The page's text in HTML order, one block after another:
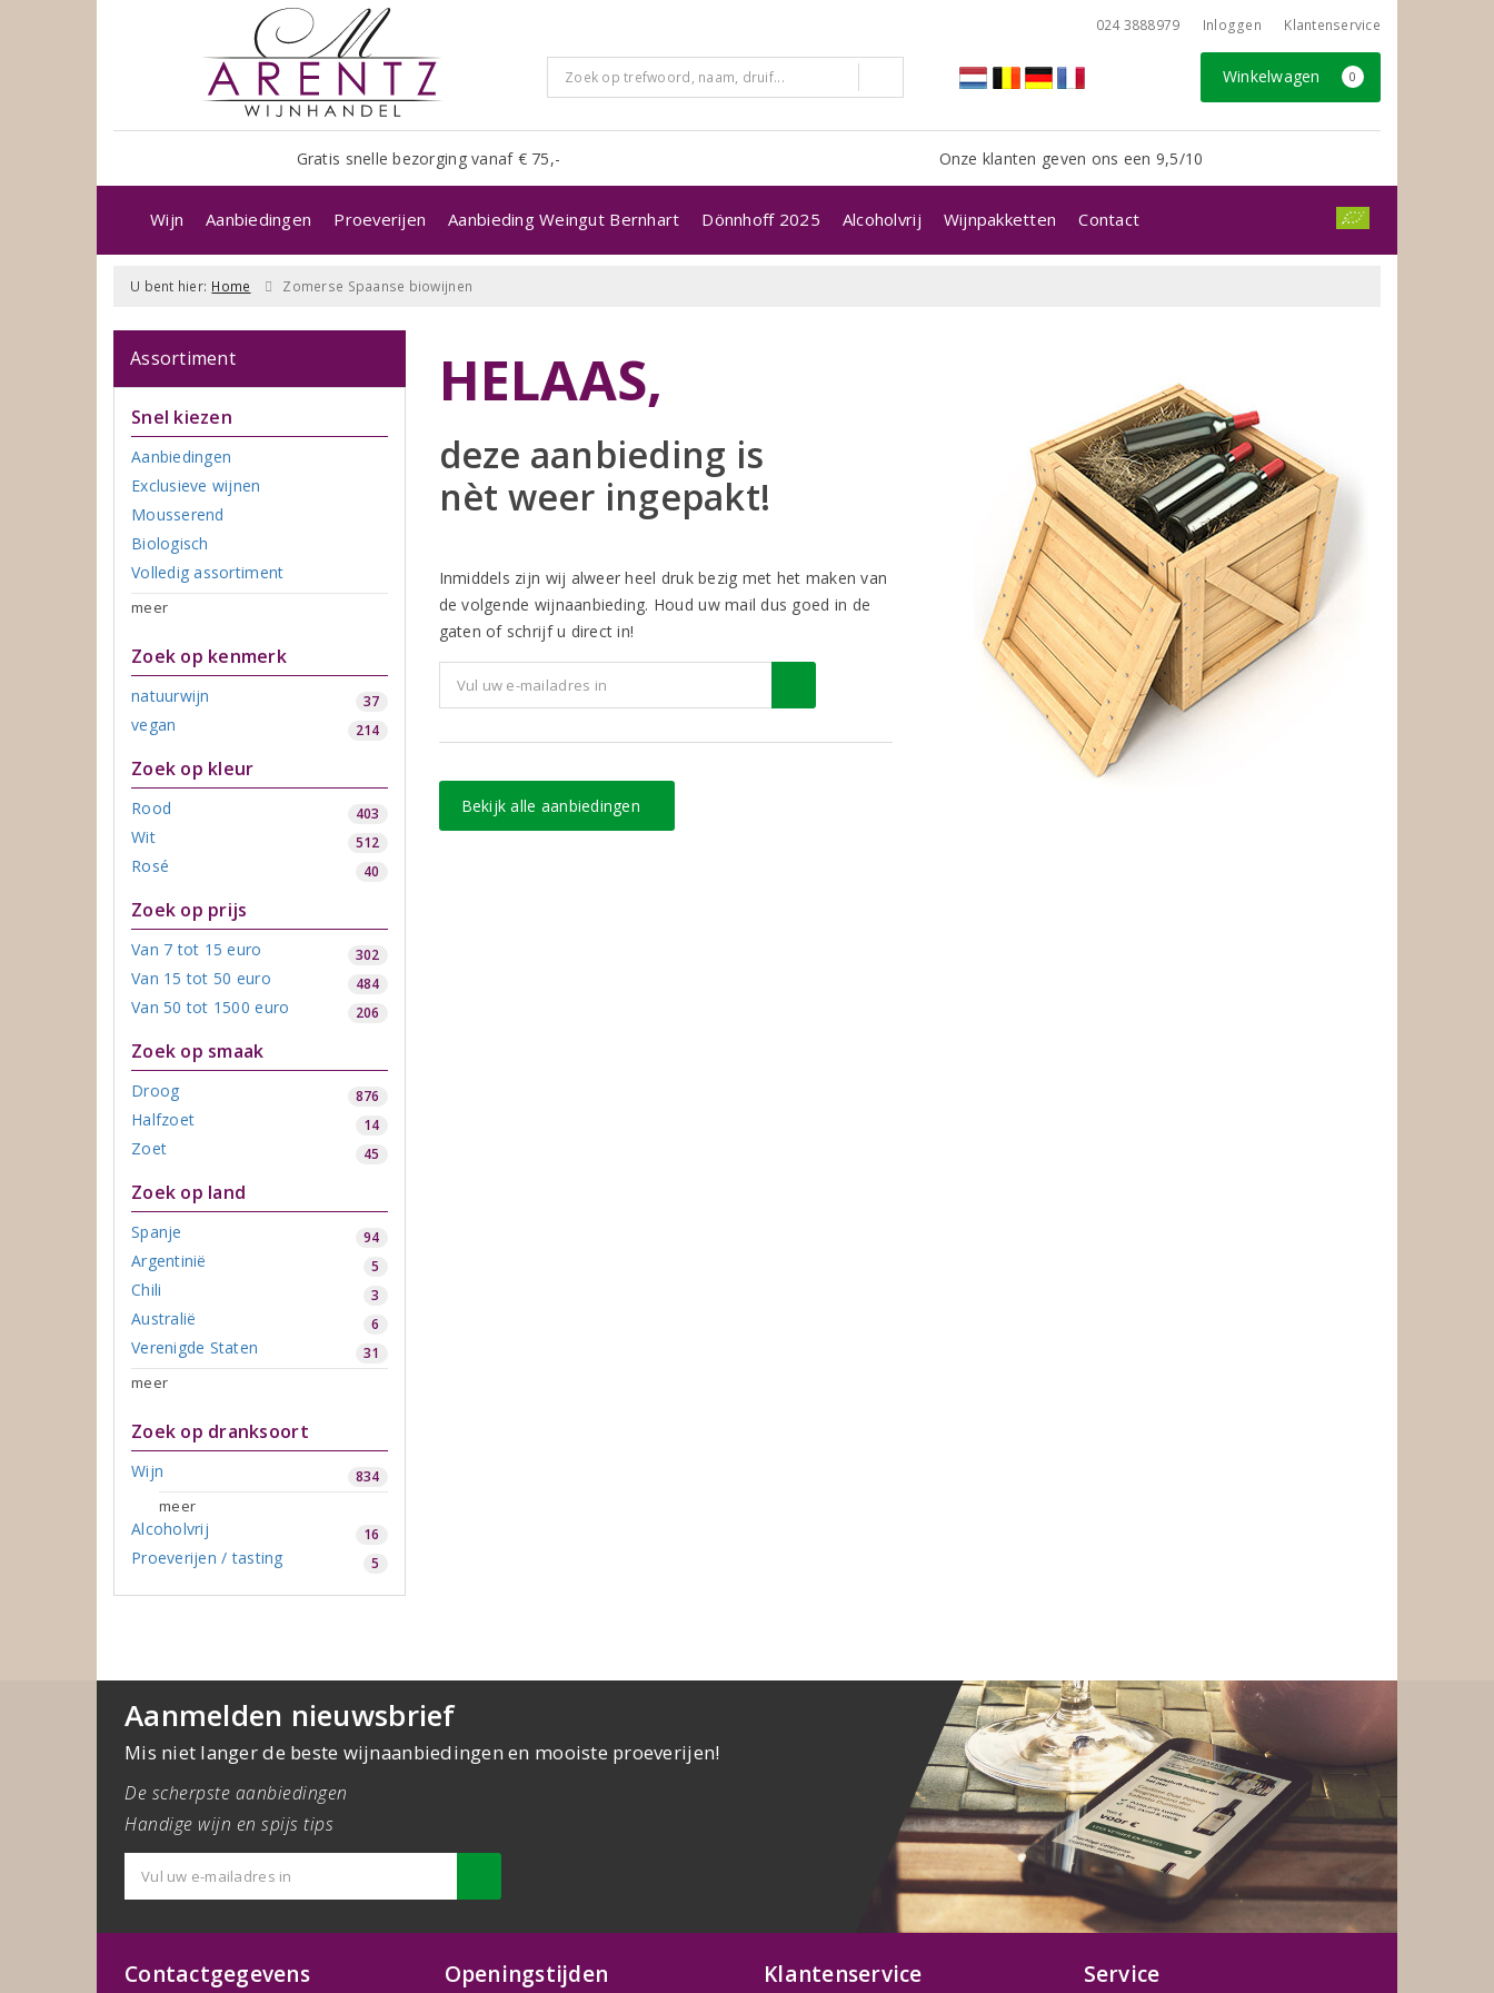
024 3888979 Inloggen Klantenservice
Winkelwagen 0
Gratis snelle bezorging vanaf € 75,- Onze klanten geven ons een 9,5/10
Wijn Aanbiedingen Proeverijen Aanbieding Weingut Bernhart Dönnhoff 2025 Alcoholvrij Wijnpakketten Contact
U bent hier: Home Zomerse Spaanse biowijnen
Assortiment
Snel kiezen
Aanbiedingen
Exclusieve wijnen
Mousserend
Biologisch
Volledig assortiment
meer
Zoek op kenmerk
natuurwijn 37
vegan 214
Zoek op kleur
Rood 403
Wit 512
Rosé 40
Zoek op prijs
Van 7 tot 15 euro 302
Van 15 tot 50 euro 484
Van 50 tot 1500 euro 206
Zoek op smaak
Droog 876
Halfzoet 14
Zoet 45
Zoek op land
Spanje 94
Argentinië 5
Chili 3
Australië 6
Verenigde Staten 31
meer
Zoek op dranksoort
Wijn 834
meer
Alcoholvrij 16
Proeverijen / tasting 5
HELAAS,
deze aanbieding is
nèt weer ingepakt!
Inmiddels zijn wij alweer heel druk bezig met het maken van
de volgende wijnaanbieding. Houd uw mail dus goed in de
gaten of schrijf u direct in!
Bekijk alle aanbiedingen
Aanmelden nieuwsbrief
Mis niet langer de beste wijnaanbiedingen en mooiste proeverijen!
De scherpste aanbiedingen
Handige wijn en spijs tips
Contactgegevens Openingstijden Klantenservice Service